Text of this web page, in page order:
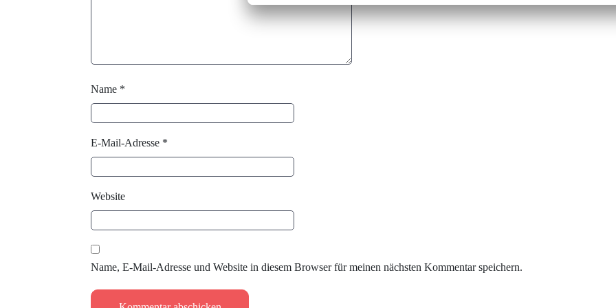
Name *
E-Mail-Adresse *
Website
Name, E-Mail-Adresse und Website in diesem Browser für meinen nächsten Kommentar speichern.